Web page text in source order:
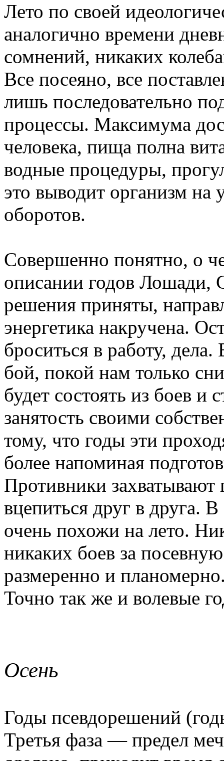
Лето по своей
аналогично времени
сомнений, никаких
Все посеяно, все
лишь последовательно
процессы. Максимума
человека, пища полна
водные процедуры,
это выводит организм на
оборотов.
Совершенно понятно, о
описании годов Лошади,
решения приняты,
энергетика накручена.
броситься в работу,
бой, покой нам только
будет состоять из боев и
занятость своими
тому, что годы эти
более напоминая
Противники захватывают
вцепиться друг в друга.
очень похожи на лето.
никаких боев за
размеренно и
Точно так же и волевые
Осень
Годы псевдорешений
Третья фаза — предел